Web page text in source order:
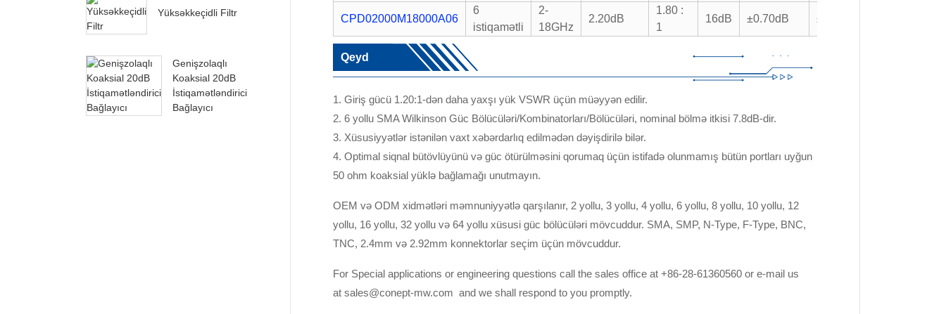
Yüksəkkeçidli Filtr
Genişzolaqlı
Koaksial 20dB
İstiqamətləndirici
Bağlayıcı
CPD02000M18000A06
6
istiqamətli
2-
18GHz
2.20dB
1.80 :
1
16dB ±0.70dB ±8°
Qeyd
1. Giriş gücü 1.20:1-dən daha yaxşı yük VSWR üçün müəyyən edilir.
2. 6 yollu SMA Wilkinson Güc Bölücüləri/Kombinatorları/Bölücüləri, nominal bölmə itkisi 7.8dB-dir.
3. Xüsusiyyətlər istənilən vaxt xəbərdarlıq edilmədən dəyişdirilə bilər.
4. Optimal siqnal bütövlüyünü və güc ötürülməsini qorumaq üçün istifadə olunmamış bütün portları uyğun
50 ohm koaksial yüklə bağlamağı unutmayın.
OEM və ODM xidmətləri məmnuniyyətlə qarşılanır, 2 yollu, 3 yollu, 4 yollu, 6 yollu, 8 yollu, 10 yollu, 12
yollu, 16 yollu, 32 yollu və 64 yollu xüsusi güc bölücüləri mövcuddur. SMA, SMP, N-Type, F-Type, BNC,
TNC, 2.4mm və 2.92mm konnektorlar seçim üçün mövcuddur.
For Special applications or engineering questions call the sales office at +86-28-61360560 or e-mail us
at sales@conept-mw.com and we shall respond to you promptly.